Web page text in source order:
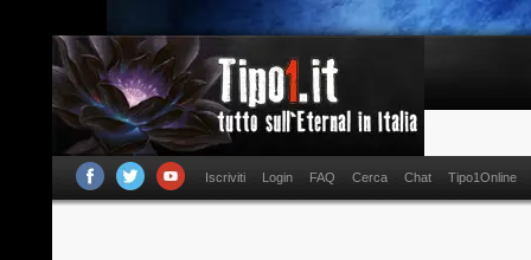
Iscriviti Login FAQ Cerca Chat Tipo1Online